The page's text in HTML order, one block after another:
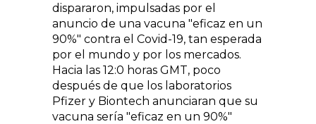
dispararon, impulsadas por el
anuncio de una vacuna "eficaz en un
90%" contra el Covid-19, tan esperada
por el mundo y por los mercados.
Hacia las 12:0 horas GMT, poco
después de que los laboratorios
Pfizer y Biontech anunciaran que su
vacuna sería "eficaz en un 90%"